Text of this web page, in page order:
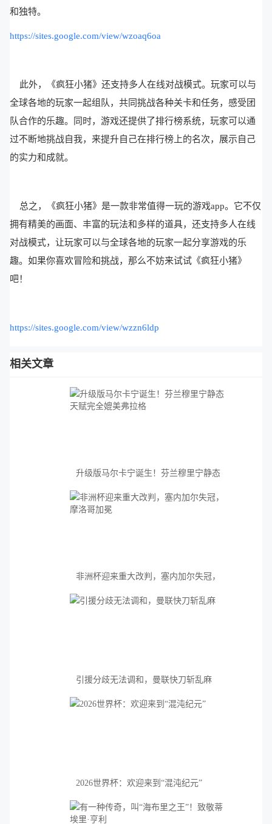
和独特。
https://sites.google.com/view/wzoaq6oa
此外，《疯狂小猪》还支持多人在线对战模式。玩家可以与
全球各地的玩家一起组队，共同挑战各种关卡和任务，感受团
队合作的乐趣。同时，游戏还提供了排行榜系统，玩家可以通
过不断地挑战自我，来提升自己在排行榜上的名次，展示自己
的实力和成就。
总之，《疯狂小猪》是一款非常值得一玩的游戏app。它不仅
拥有精美的画面、丰富的玩法和多样的道具，还支持多人在线
对战模式，让玩家可以与全球各地的玩家一起分享游戏的乐
趣。如果你喜欢冒险和挑战，那么不妨来试试《疯狂小猪》
吧！
https://sites.google.com/view/wzzn6ldp
相关文章
升级版马尔卡宁诞生！芬兰穆里宁静态
非洲杯迎来重大改判，塞内加尔失冠，
引援分歧无法调和，曼联快刀斩乱麻
2026世界杯：欢迎来到“混沌纪元”